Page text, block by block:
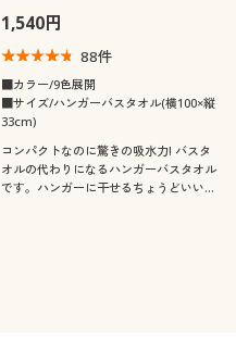
1,540円
88件
■カラー/9色展開
■サイズ/ハンガーバスタオル(横100×縦
33cm)
コンパクトなのに驚きの吸水力! バスタ
オルの代わりになるハンガーバスタオル
です。ハンガーに干せるちょうどいいサ